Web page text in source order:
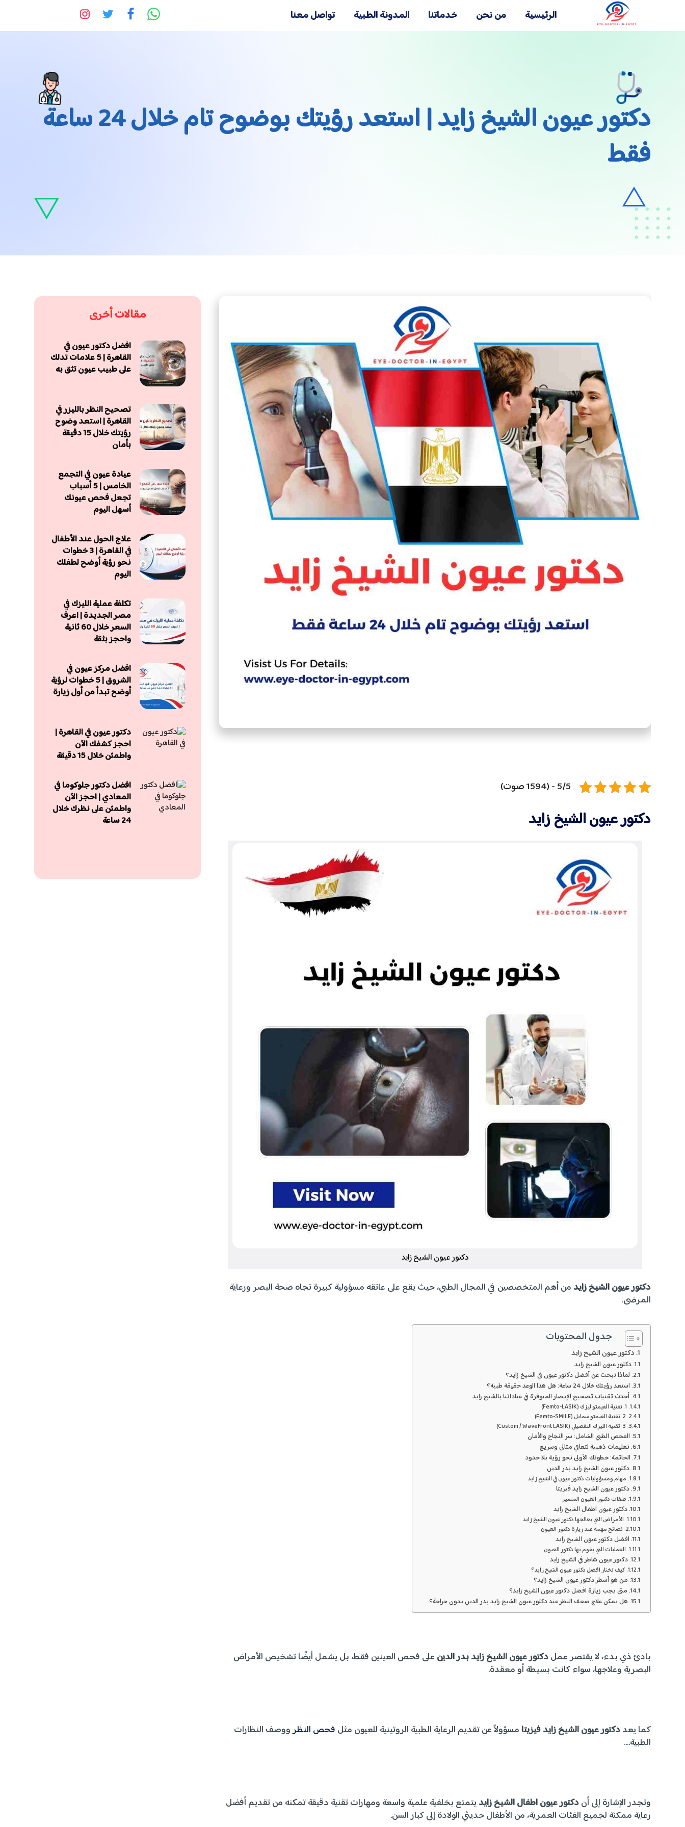
الرئيسية من نحن خدماتنا المدونة الطبية تواصل معنا
دكتور عيون الشيخ زايد | استعد رؤيتك بوضوح تام خلال 24 ساعة
فقط
5/5 - (1594 صوت)
دكتور عيون الشيخ زايد
دكتور عيون الشيخ زايد
دكتور عيون الشيخ زايد من أهم المتخصصين في المجال الطبي، حيث يقع على عاتقه مسؤولية كبيرة تجاه صحة البصر ورعاية
المرضى.
جدول المحتويات
دكتور عيون الشيخ زايد
دكتور عيون الشيخ زايد
لماذا تبحث عن أفضل دكتور عيون في الشيخ زايد؟
استعد رؤيتك خلال 24 ساعة: هل هذا الوعد حقيقة طبية؟
أحدث تقنيات تصحيح الإبصار المتوفرة في عياداتنا بالشيخ زايد
1. تقنية الفيمتو ليزك (Femto-LASIK)
2. تقنية الفيمتو سمايل (Femto-SMILE)
3. تقنية الليزك التفصيلي (Custom / Wavefront LASIK)
الفحص الطبي الشامل: سر النجاح والأمان
تعليمات ذهبية لتعافي مثالي وسريع
الخاتمة: خطوتك الأولى نحو رؤية بلا حدود
دكتور عيون الشيخ زايد بدر الدين
مهام ومسؤوليات دكتور عيون في الشيخ زايد
دكتور عيون الشيخ زايد فيزيتا
صفات دكتور العيون المتميز
دكتور عيون اطفال الشيخ زايد
الأمراض التي يعالجها دكتور عيون الشيخ زايد
نصائح مهمة عند زيارة دكتور العيون
افضل دكتور عيون الشيخ زايد
العمليات التي يقوم بها دكتور العيون
دكتور عيون شاطر في الشيخ زايد
كيف تختار افضل دكتور عيون الشيخ زايد؟
من هو أشطر دكتور عيون الشيخ زايد؟
متى يجب زيارة افضل دكتور عيون الشيخ زايد؟
هل يمكن علاج ضعف النظر عند دكتور عيون الشيخ زايد بدر الدين بدون جراحة؟
بادئ ذي بدء، لا يقتصر عملدكتور عيون الشيخ زايد بدر الدين على فحص العينين فقط، بل يشمل أيضًا تشخيص الأمراض
البصرية وعلاجها، سواء كانت بسيطة أو معقدة.
كما يعددكتور عيون الشيخ زايد فيزيتا مسؤولاً عن تقديم الرعاية الطبية الروتينية للعيون مثل فحص النظرووصف النظارات
الطبية….
وتجدر الإشارة إلى أندكتور عيون اطفال الشيخ زايديتمتع بخلفية علمية واسعة ومهارات تقنية دقيقة تمكنه من تقديم أفضل
رعاية ممكنة لجميع الفئات العمرية، من الأطفال حديثي الولادة إلى كبار السن.
مقالات أخرى
افضل دكتور عيون في
القاهرة | 5 علامات تدلك
على طبيب عيون تثق به
تصحيح النظر بالليزر في
القاهرة | استعد وضوح
رؤيتك خلال 15 دقيقة
بأمان
عيادة عيون في التجمع
الخامس | 5 أسباب
تجعل فحص عيونك
أسهل اليوم
علاج الحول عند الأطفال
في القاهرة | 3 خطوات
نحو رؤية أوضح لطفلك
اليوم
تكلفة عملية الليزك في
مصر الجديدة | اعرف
السعر خلال 60 ثانية
واحجز بثقة
افضل مركز عيون في
الشروق | 5 خطوات لرؤية
أوضح تبدأ من أول زيارة
دكتور عيون في القاهرة |
احجز كشفك الآن
واطمئن خلال 15 دقيقة
افضل دكتور جلوكوما في
المعادي | احجز الآن
واطمئن على نظرك خلال
24 ساعة